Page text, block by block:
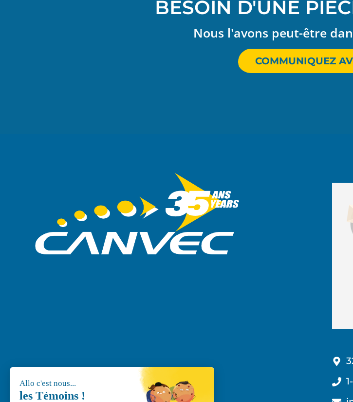
BESOIN D'UNE
Nous l'avons peut-être
COMMUNIQUEZ